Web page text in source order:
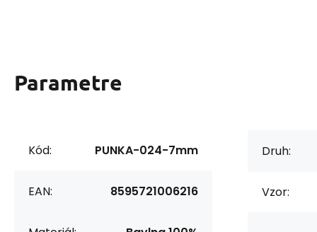
Parametre
Kód: PUNKA-024-7mm
EAN: 8595721006216
Druh:
Vzor: